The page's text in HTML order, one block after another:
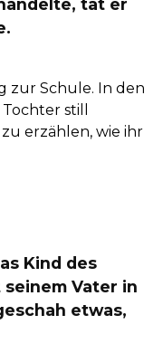
zur Schule. In den
still
erzählen, wie ihr
Kind des
Vater in
etwas,